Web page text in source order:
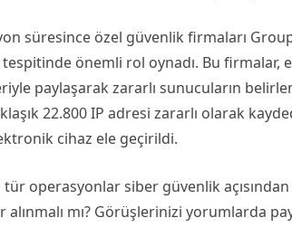
süresince özel güvenlik firmaları
tespitinde önemli rol oynadı. Bu
paylaşarak zararlı sunucuların
22.800 IP adresi zararlı olarak
cihaz ele geçirildi.
tür operasyonlar siber güvenlik
alınmalı mı? Görüşlerinizi yorumlarda